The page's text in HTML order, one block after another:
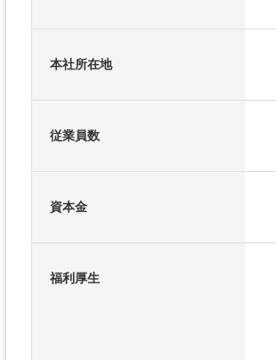
本社所在地
従業員数
資本金
福利厚生